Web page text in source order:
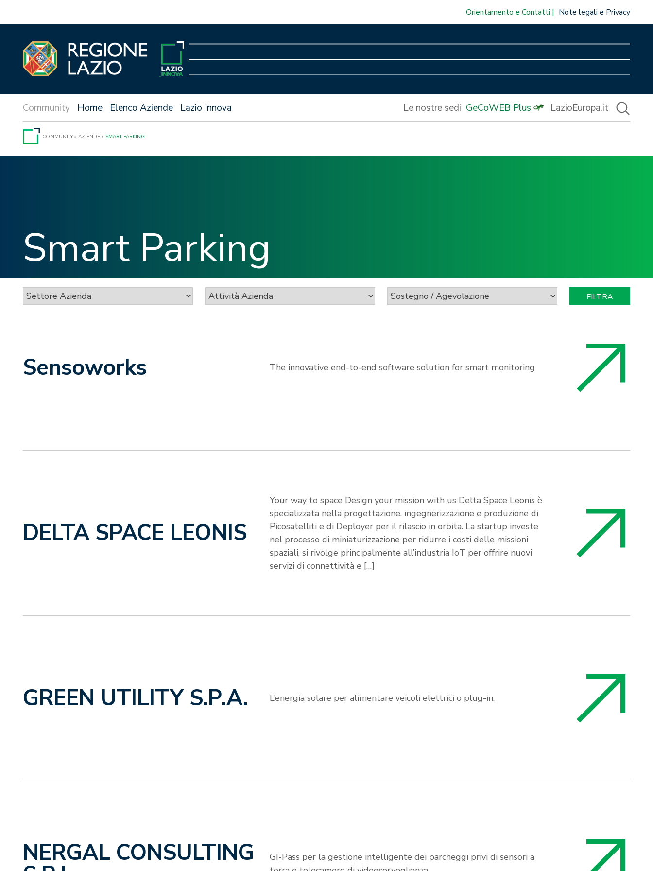
Orientamento e Contatti Note legali e Privacy
Home Elenco Aziende Lazio Innova Le nostre sedi GeCoWEB Plus LazioEuropa.it
COMMUNITY» AZIENDE » SMART PARKING
Smart Parking
Sensoworks The innovative end-to-end software solution for smart monitoring
DELTA SPACE LEONIS
Your way to space Design your mission with us Delta Space Leonis è
specializzata nella progettazione, ingegnerizzazione e produzione di
Picosatelliti e di Deployer per il rilascio in orbita. La startup investe
nel processo di miniaturizzazione per ridurre i costi delle missioni
spaziali, si rivolge principalmente all’industria IoT per offrire nuovi
servizi di connettività e […]
GREEN UTILITY S.P.A. L’energia solare per alimentare veicoli elettrici o plug-in.
NERGAL CONSULTING
GI-Pass per la gestione intelligente dei parcheggi privi di sensori a